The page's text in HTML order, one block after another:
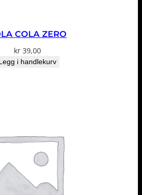
COLA ZERO
kr39,00
i handlekurv